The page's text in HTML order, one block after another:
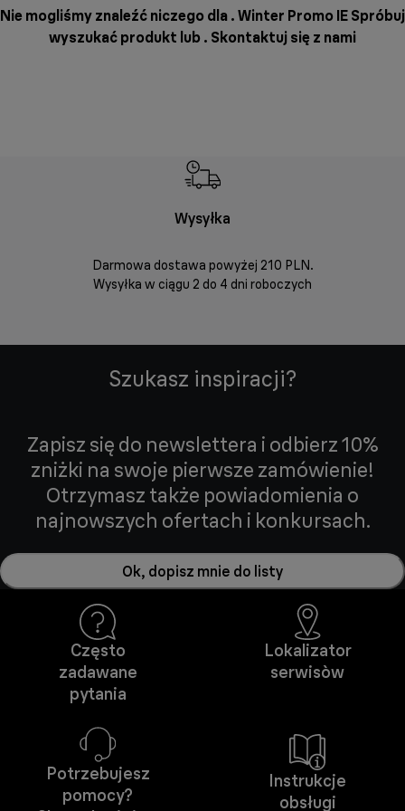
Nie mogliśmy znaleźć niczego dla . Winter Promo IE Spróbuj
wyszukać produkt lub . Skontaktuj się z nami
Wysyłka
Darmowa dostawa powyżej 210 PLN.
Wysyłka w ciągu 2 do 4 dni roboczych
Szukasz inspiracji?
Zapisz się do newslettera i odbierz 10%
zniżki na swoje pierwsze zamówienie!
Otrzymasz także powiadomienia o
najnowszych ofertach i konkursach.
Ok, dopisz mnie do listy
Często
zadawane
pytania
Lokalizator
serwisòw
Potrzebujesz
pomocy?
Instrukcje
obsługi